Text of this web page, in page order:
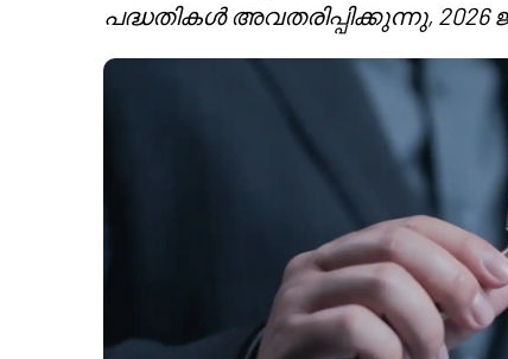
പദ്ധതികൾ അവതരിപ്പിക്കുന്നു,